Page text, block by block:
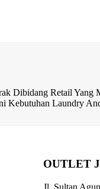
Retail
Laundry
OUTLET
Jl. Sultan